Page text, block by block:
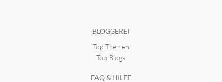
BLOGGEREI
Top-Themen
Top-Blogs
FAQ & HILFE